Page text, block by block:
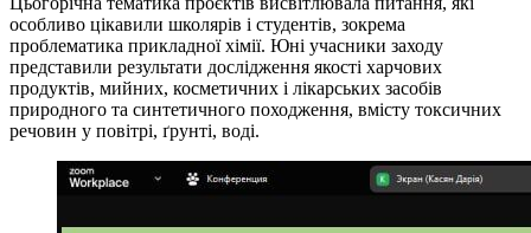
особливо цікавили школярів і студентів, зокрема
проблематика прикладної хімії. Юні учасники заходу
представили результати дослідження якості харчових
продуктів, мийних, косметичних і лікарських засобів
природного та синтетичного походження, вмісту токсичних
речовин у повітрі, ґрунті, воді.